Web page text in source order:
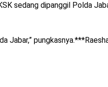
sedang dipanggil Polda
Jabar,”